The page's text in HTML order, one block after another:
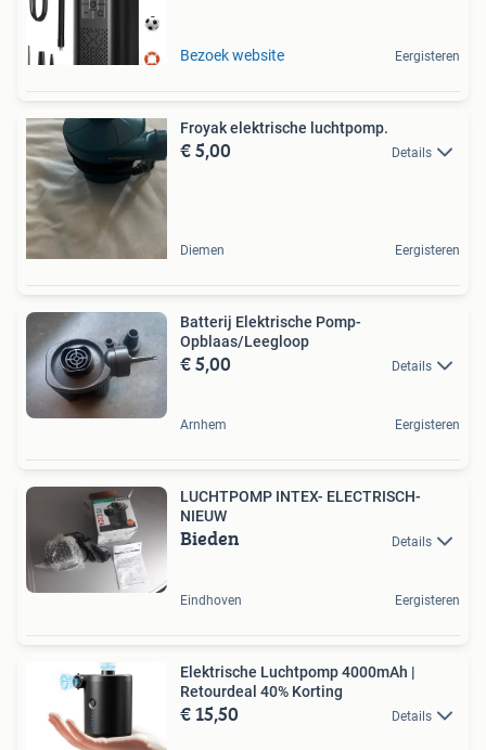
Bezoek website Eergisteren
Froyak elektrische luchtpomp.
€ 5,00 Details
Diemen Eergisteren
Batterij Elektrische Pomp-
Opblaas/Leegloop
€ 5,00 Details
Arnhem Eergisteren
LUCHTPOMP INTEX- ELECTRISCH-
NIEUW
Bieden Details
Eindhoven Eergisteren
Elektrische Luchtpomp 4000mAh |
Retourdeal 40% Korting
€ 15,50 Details